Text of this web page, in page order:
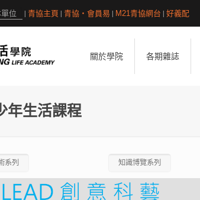
| 青協主頁 | 青協・會員易 | M21青協網台 | 好義配
關於學院 各期雜誌
年生活課程
系列 知識博覽系列